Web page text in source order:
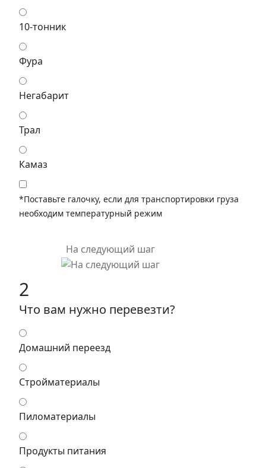
10-тонник
Фура
Негабарит
Трал
Камаз
*Поставьте галочку, если для транспортировки груза
необходим температурный режим
На следующий шаг
2
Что вам нужно перевезти?
Домашний переезд
Стройматериалы
Пиломатериалы
Продукты питания